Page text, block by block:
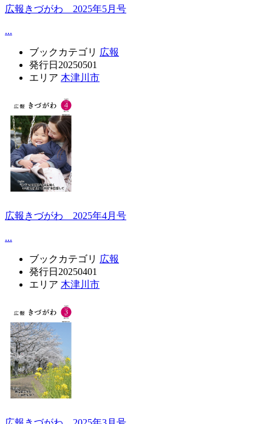
広報きづがわ 2025年5月号
...
ブックカテゴリ 広報
発行日 20250501
エリア 木津川市
広報きづがわ 2025年4月号
...
ブックカテゴリ 広報
発行日 20250401
エリア 木津川市